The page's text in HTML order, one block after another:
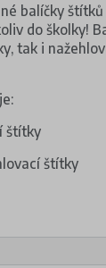
balíčky
do školky!
tak i
štítky
štítky